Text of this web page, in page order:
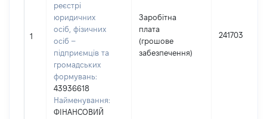
1
реєстрі
юридичних
осіб, фізичних
осіб –
підприємців та
громадських
формувань:
43936618
Найменування:
ФІНАНСОВИЙ
Заробітна
плата
(грошове
забезпечення)
241703